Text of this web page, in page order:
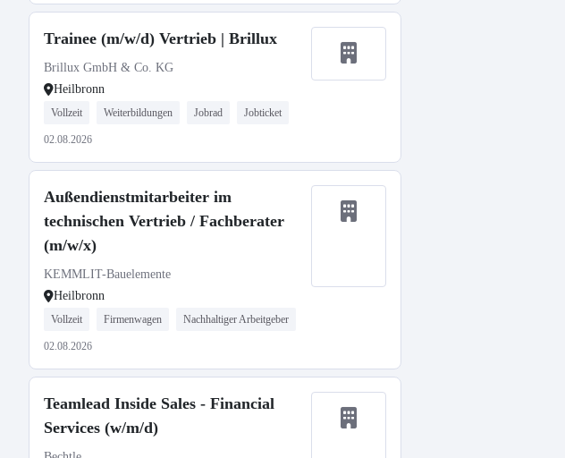
Trainee (m/w/d) Vertrieb | Brillux
Brillux GmbH & Co. KG
Heilbronn
Vollzeit Weiterbildungen Jobrad Jobticket
02.08.2026
Außendienstmitarbeiter im
technischen Vertrieb / Fachberater
(m/w/x)
KEMMLIT-Bauelemente
Heilbronn
Vollzeit Firmenwagen Nachhaltiger Arbeitgeber
02.08.2026
Teamlead Inside Sales - Financial
Services (w/m/d)